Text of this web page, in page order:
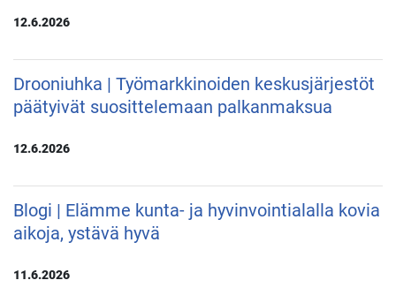
12.6.2026
Drooniuhka | Työmarkkinoiden keskusjärjestöt
päätyivät suosittelemaan palkanmaksua
12.6.2026
Blogi | Elämme kunta- ja hyvinvointialalla kovia
aikoja, ystävä hyvä
11.6.2026